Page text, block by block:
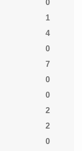
0
1
4
0
7
0
0
2
2
0